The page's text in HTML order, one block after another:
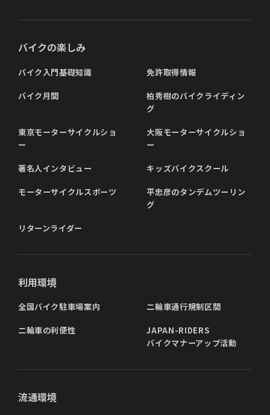
バイクの楽しみ
バイク入門基礎知識 免許取得情報
バイク月間
柏秀樹のバイクライディン
グ
東京モーターサイクルショ
ー
大阪モーターサイクルショ
ー
著名人インタビュー キッズバイクスクール
モーターサイクルスポーツ
平忠彦のタンデムツーリン
グ
リターンライダー
利用環境
全国バイク駐車場案内 二輪車通行規制区間
二輪車の利便性
JAPAN-RIDERS
バイクマナーアップ活動
流通環境